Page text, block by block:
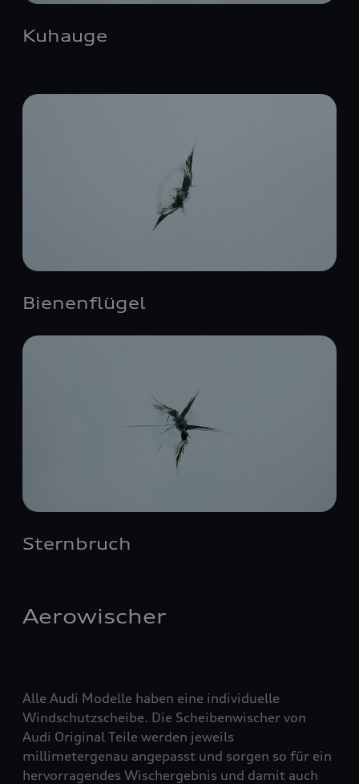
Kuhauge
Bienenflügel
Sternbruch
Aerowischer
Alle Audi Modelle haben eine individuelle
Windschutzscheibe. Die Scheibenwischer von
Audi Original Teile werden jeweils
millimetergenau angepasst und sorgen so für ein
hervorragendes Wischergebnis und damit auch